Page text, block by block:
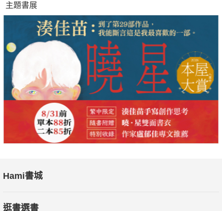
主題書展
Hami書城
逛書選書